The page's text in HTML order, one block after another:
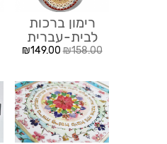
רימון ברכות
לבית-עברית
₪158.00
₪149.00